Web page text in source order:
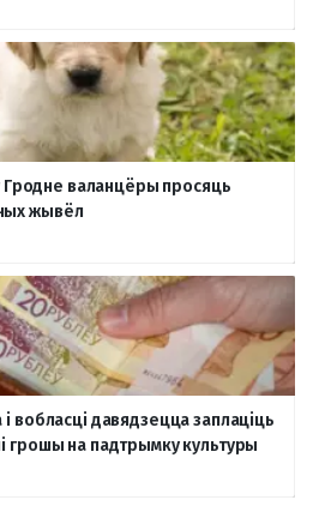
Гродне валанцёры просяць
жывёл
вобласці давядзецца заплаціць
грошы на падтрымку культуры